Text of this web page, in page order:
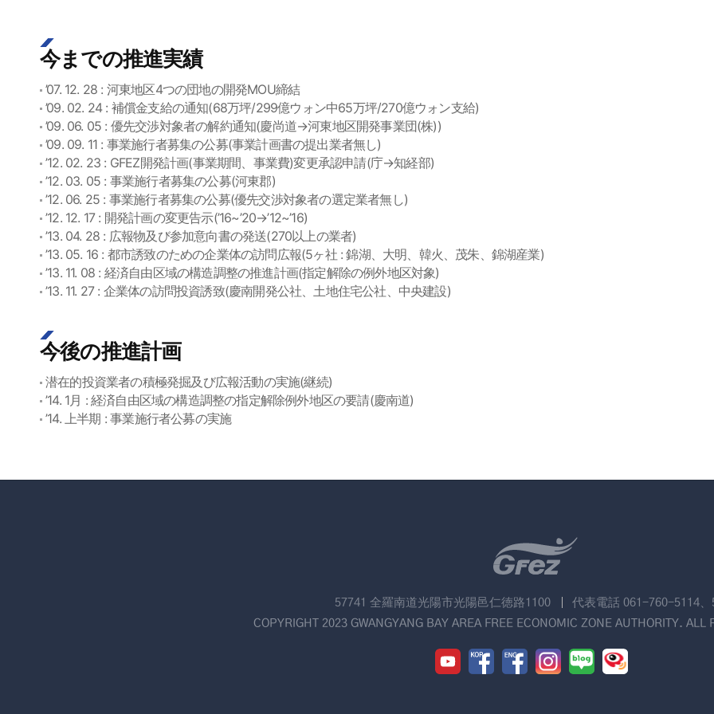
今までの推進実績
’07. 12. 28 : 河東地区4つの団地の開発MOU締結
’09. 02. 24 : 補償金支給の通知(68万坪/299億ウォン中65万坪/270億ウォン支給)
’09. 06. 05 : 優先交渉対象者の解約通知(慶尚道→河東地区開発事業団(株))
’09. 09. 11 : 事業施行者募集の公募(事業計画書の提出業者無し)
’12. 02. 23 : GFEZ開発計画(事業期間、事業費)変更承認申請(庁→知経部)
’12. 03. 05 : 事業施行者募集の公募(河東郡)
’12. 06. 25 : 事業施行者募集の公募(優先交渉対象者の選定業者無し)
’12. 12. 17 : 開発計画の変更告示(’16~’20→’12~’16)
’13. 04. 28 : 広報物及び参加意向書の発送(270以上の業者)
’13. 05. 16 : 都市誘致のための企業体の訪問広報(5ヶ社 : 錦湖、大明、韓火、茂朱、錦湖産業)
’13. 11. 08 : 経済自由区域の構造調整の推進計画(指定解除の例外地区対象)
’13. 11. 27 : 企業体の訪問投資誘致(慶南開発公社、土地住宅公社、中央建設)
今後の推進計画
潜在的投資業者の積極発掘及び広報活動の実施(継続)
’14. 1月 : 経済自由区域の構造調整の指定解除例外地区の要請(慶南道)
’14. 上半期 : 事業施行者公募の実施
57741 全羅南道光陽市光陽邑仁徳路1100
代表電話 061-760-5114、
COPYRIGHT 2023 GWANGYANG BAY AREA FREE ECONOMIC ZONE AUTHORITY. ALL